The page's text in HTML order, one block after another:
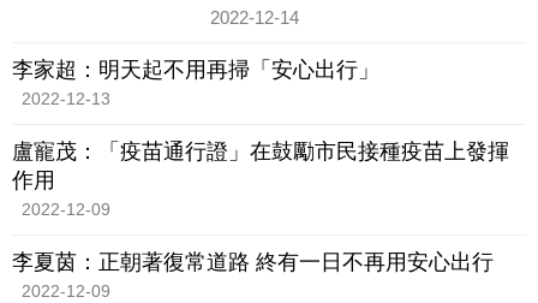
2022-12-14
李家超：明天起不用再掃「安心出行」
2022-12-13
盧寵茂：「疫苗通行證」在鼓勵市民接種疫苗上發揮
作用
2022-12-09
李夏茵：正朝著復常道路 終有一日不再用安心出行
2022-12-09